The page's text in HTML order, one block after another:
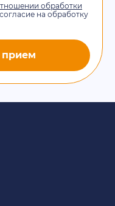
обработки
на обработку
прием